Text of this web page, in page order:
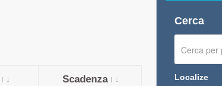
Scadenza
Cerca
Localize